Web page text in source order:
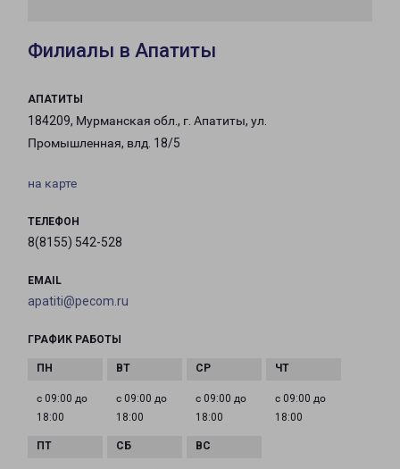
Филиалы в Апатиты
АПАТИТЫ
184209, Мурманская обл., г. Апатиты, ул.
Промышленная, влд. 18/5
на карте
ТЕЛЕФОН
8(8155) 542-528
EMAIL
apatiti@pecom.ru
ГРАФИК РАБОТЫ
с 09:00 до
18:00
с 09:00 до
18:00
с 09:00 до
18:00
с 09:00 до
18:00